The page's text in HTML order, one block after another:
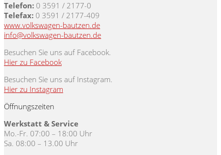
Telefon: 0 3591 / 2177-0
Telefax: 0 3591 / 2177-409
www.volkswagen-bautzen.de
info@volkswagen-bautzen.de
Besuchen Sie uns auf Facebook.
Hier zu Facebook
Besuchen Sie uns auf Instagram.
Hier zu Instagram
Öffnungszeiten
Werkstatt & Service
Mo.-Fr. 07:00 – 18:00 Uhr
Sa. 08:00 – 13.00 Uhr